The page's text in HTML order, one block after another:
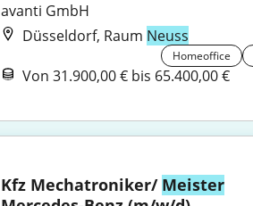
avanti GmbH
Düsseldorf, Raum Neuss
Homeoffice
Von 31.900,00 € bis 65.400,00 €
Kfz Mechatroniker/ Meister